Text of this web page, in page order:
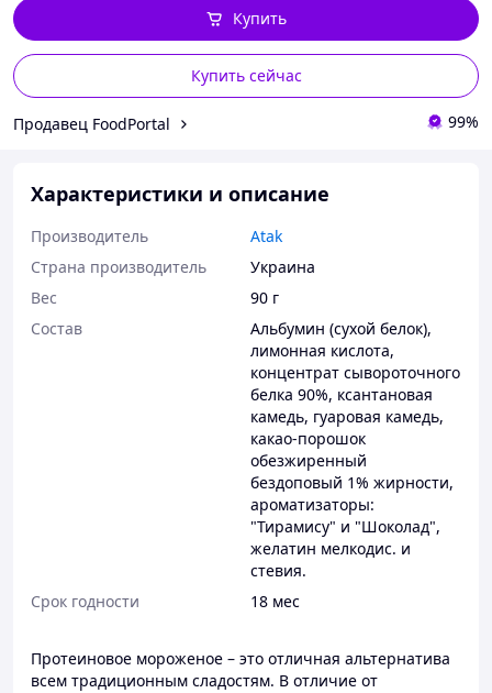
Купить сейчас
Купить
Продавец FoodPortal 99%
Характеристики и описание
Производитель
Atak
Страна производитель
Украина
Вес
90 г
Состав
Альбумин (сухой белок),
лимонная кислота,
концентрат сывороточного
белка 90%, ксантановая
камедь, гуаровая камедь,
какао-порошок
обезжиренный
бездоповый 1% жирности,
ароматизаторы:
"Тирамису" и "Шоколад",
желатин мелкодис. и
стевия.
Срок годности
18 мес
Протеиновое мороженое – это отличная альтернатива
всем традиционным сладостям. В отличие от